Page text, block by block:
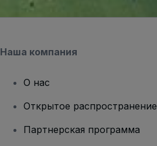
Наша компания
О нас
Открытое распространение
Партнерская программа